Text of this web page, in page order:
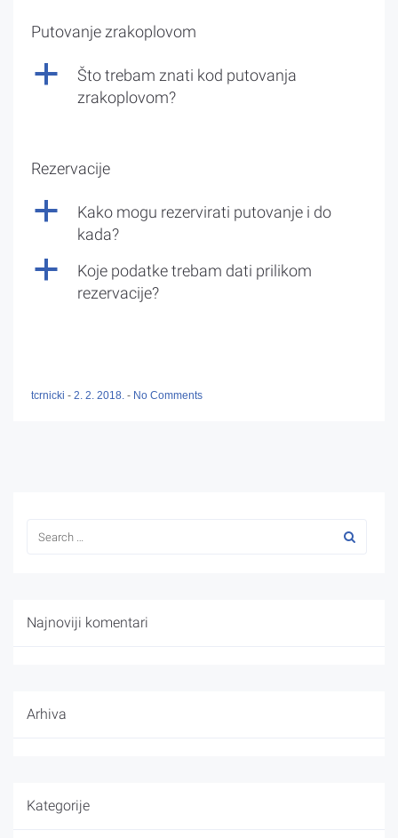
Putovanje zrakoplovom
a
Što trebam znati kod putovanja
zrakoplovom?
Rezervacije
a
Kako mogu rezervirati putovanje i do
kada?
a
Koje podatke trebam dati prilikom
rezervacije?
tcrnicki - 2. 2. 2018. - No Comments
Najnoviji komentari
Arhiva
Kategorije